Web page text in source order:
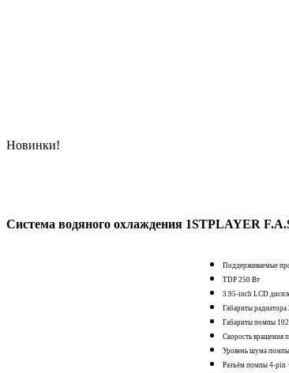
Новинки!
Система водяного охлаждения 1STPLAYER
Поддерживаемые
TDP 250 Вт
3.95-inch LCD
Габариты
Габариты помпы
Скорость вращения
Уровень шума
Разъём помпы 4-pin